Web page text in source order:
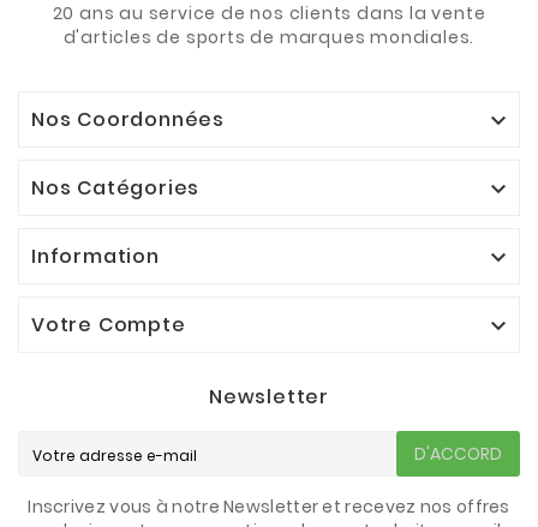
20 ans au service de nos clients dans la vente
d'articles de sports de marques mondiales.
Nos Coordonnées 
Nos Catégories 
Information 
Votre Compte 
Newsletter
D'ACCORD
Inscrivez vous à notre Newsletter et recevez nos offres